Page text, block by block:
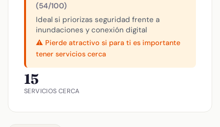
(54/100)
Ideal si priorizas seguridad frente a
inundaciones y conexión digital
⚠️ Pierde atractivo si para ti es importante
tener servicios cerca
15
SERVICIOS CERCA